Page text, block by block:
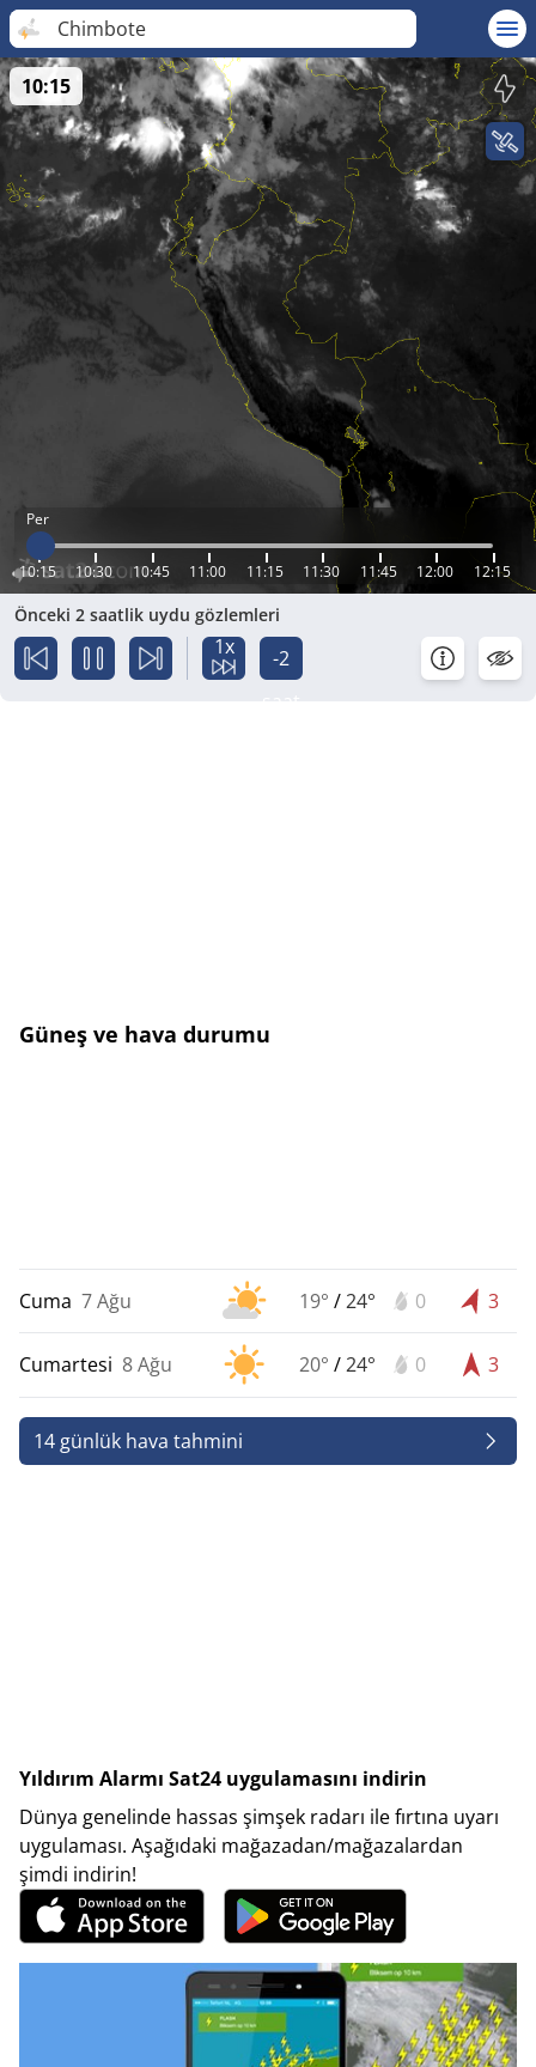
Chimbote
Per
10:15 10:30 10:45 11:00 11:15 11:30 11:45 12:00 12:15
10:15
Önceki 2 saatlik uydu gözlemleri
1x
-2
Güneş ve hava durumu
Cuma 7 Ağu 19° /24° 0 3
Cumartesi 8 Ağu 20° /24° 0 3
14 günlük hava tahmini
Yıldırım Alarmı Sat24 uygulamasını indirin
Dünya genelinde hassas şimşek radarı ile fırtına uyarı
uygulaması. Aşağıdaki mağazadan/mağazalardan
şimdi indirin!